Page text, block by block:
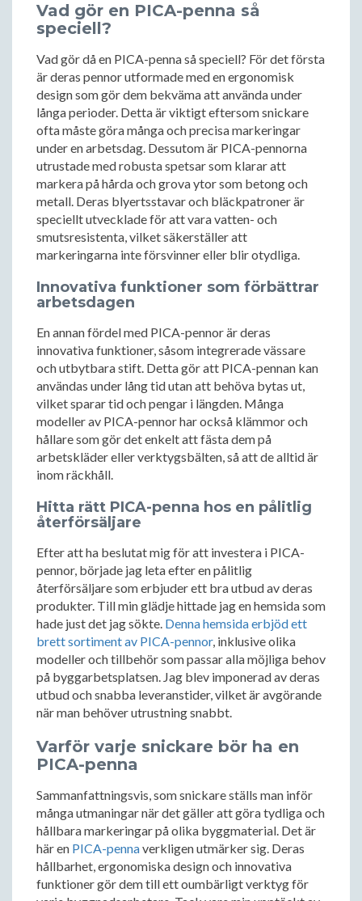
Vad gör en PICA-penna så
speciell?
Vad gör då en PICA-penna så speciell? För det första
är deras pennor utformade med en ergonomisk
design som gör dem bekväma att använda under
långa perioder. Detta är viktigt eftersom snickare
ofta måste göra många och precisa markeringar
under en arbetsdag. Dessutom är PICA-pennorna
utrustade med robusta spetsar som klarar att
markera på hårda och grova ytor som betong och
metall. Deras blyertsstavar och bläckpatroner är
speciellt utvecklade för att vara vatten- och
smutsresistenta, vilket säkerställer att
markeringarna inte försvinner eller blir otydliga.
Innovativa funktioner som förbättrar
arbetsdagen
En annan fördel med PICA-pennor är deras
innovativa funktioner, såsom integrerade vässare
och utbytbara stift. Detta gör att PICA-pennan kan
användas under lång tid utan att behöva bytas ut,
vilket sparar tid och pengar i längden. Många
modeller av PICA-pennor har också klämmor och
hållare som gör det enkelt att fästa dem på
arbetskläder eller verktygsbälten, så att de alltid är
inom räckhåll.
Hitta rätt PICA-penna hos en pålitlig
återförsäljare
Efter att ha beslutat mig för att investera i PICA-
pennor, började jag leta efter en pålitlig
återförsäljare som erbjuder ett bra utbud av deras
produkter. Till min glädje hittade jag en hemsida som
hade just det jag sökte. Denna hemsida erbjöd ett
brett sortiment av PICA-pennor, inklusive olika
modeller och tillbehör som passar alla möjliga behov
på byggarbetsplatsen. Jag blev imponerad av deras
utbud och snabba leveranstider, vilket är avgörande
när man behöver utrustning snabbt.
Varför varje snickare bör ha en
PICA-penna
Sammanfattningsvis, som snickare ställs man inför
många utmaningar när det gäller att göra tydliga och
hållbara markeringar på olika byggmaterial. Det är
här en PICA-pennaverkligen utmärker sig. Deras
hållbarhet, ergonomiska design och innovativa
funktioner gör dem till ett oumbärligt verktyg för